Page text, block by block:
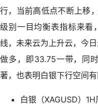
行，当前高低点不断上移
级别一目均衡表指标来看
线，未来云为上升云，今
做多，即33.75一带，同
著，也表明白银下行空间
白银（XAGUSD）1H